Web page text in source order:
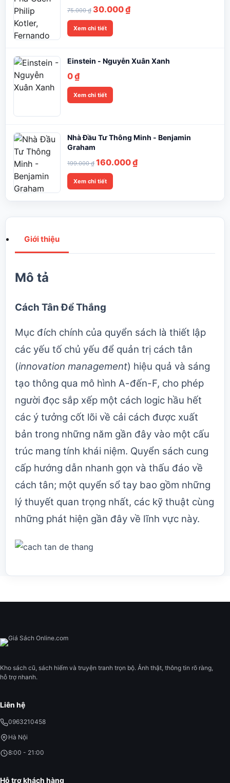
75.000₫ Giá
gốc
là:
30.000₫Giá
30.000 ₫.
Xem chi tiết
Einstein - Nguyễn Xuân Xanh
0₫
Xem chi tiết
Nhà Đầu Tư Thông Minh - Benjamin
Graham
199.000₫ Giá
gốc
là:
199.000 ₫.
160.000₫Giá
là:
Xem chi tiết
Giới thiệu
Mô tả
Cách Tân Để Thắng
Mục đích chính của quyển sách là thiết lập
các yếu tố chủ yếu để quản trị cách tân
(innovation management) hiệu quả và sáng
tạo thông qua mô hình A-đến-F, cho phép
người đọc sắp xếp một cách logic hầu hết
các ý tưởng cốt lõi về cải cách được xuất
bản trong những năm gần đây vào một cấu
trúc mang tính khái niệm. Quyển sách cung
cấp hướng dẫn nhanh gọn và thấu đáo về
cách tân; một quyển sổ tay bao gồm những
lý thuyết quan trọng nhất, các kỹ thuật cùng
những phát hiện gần đây về lĩnh vực này.
Kho sách cũ, sách hiếm và truyện tranh trọn bộ. Ảnh thật, thông tin rõ ràng,
hỗ trợ nhanh.
Liên hệ
0963210458
Hà Nội
8:00 - 21:00
Hỗ trợ khách hàng